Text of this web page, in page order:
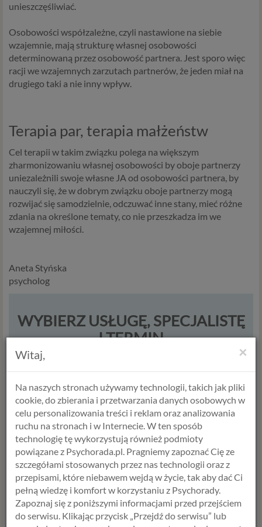
unieszczęśliwiać.
Osobowości współzależne, czyli nastawione na siebie
wzajemnie, mają strukturę własnej osobowości
determinowaną przez osobowość partnera. Jest sporo więc
racji we wzajemnych zarzutach partnerów, że jeden miał na
drugiego taki a nie inny wpływ.
Terapia par, terapia małżeństw
Cel terapii w takim związku polega na większym
zharmonizowaniu własnej osobowości by oboje partnerzy
uniezależnili swoje własne JA od osobowości partnera, by
nauczyli się, że w dobrym związku oboje partnerzy mogą
rozwijać się samodzielnie, odczuwać inne stany, mieć różne
zdania na określone tematy, co nie przeszkadza im we
wzajemnej miłości.
Aneta Styńska
psycholog
WYBIERZ USŁUGĘ, SPECJALISTĘ
I TERMIN
ANETA STYŃSKA
Psychoterapeuta
Terapeuta par
ANNA JABŁOŃSKA
Psycholog
Seksuolog
Psycholog dziecięcy
×
Witaj,
Na naszych stronach używamy technologii, takich jak pliki
cookie, do zbierania i przetwarzania danych osobowych w
celu personalizowania treści i reklam oraz analizowania
ruchu na stronach i w Internecie. W ten sposób
technologię tę wykorzystują również podmioty
powiązane z Psychorada.pl. Pragniemy zapoznać Cię ze
szczegółami stosowanych przez nas technologii oraz z
przepisami, które niebawem wejdą w życie, tak aby dać Ci
pełną wiedzę i komfort w korzystaniu z Psychorady.
Zapoznaj się z poniższymi informacjami przed przejściem
do serwisu. Klikając przycisk „Przejdź do serwisu” lub